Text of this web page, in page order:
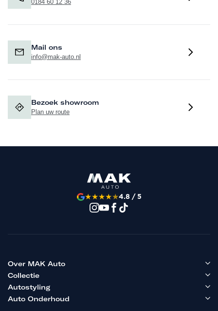
0184 60 12 36
Mail ons
info@mak-auto.nl
Bezoek showroom
Plan uw route
★★★★★4.8 / 5
Over MAK Auto
Collectie
Autostyling
Auto Onderhoud